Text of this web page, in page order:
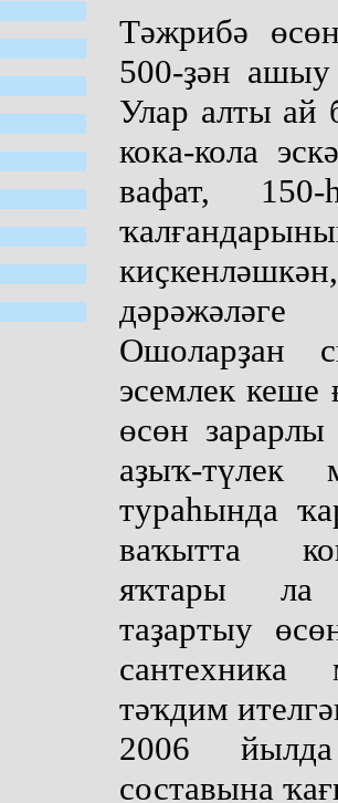
Тәжрибә
500-ҙән
Улар алты ай
кока-кола
вафат,
Ошоларҙан
эсемлек кеше
өсөн
аҙыҡ-түлек
тураһында
ваҡытта
яҡтары ла
таҙартыу
сантехника
тәҡдим
2006
составына